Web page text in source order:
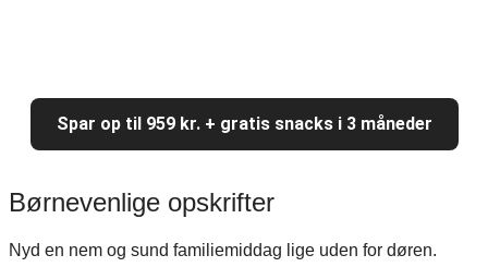
Spar op til 959 kr. + gratis snacks i 3 måneder
Børnevenlige opskrifter
Nyd en nem og sund familiemiddag lige uden for døren.